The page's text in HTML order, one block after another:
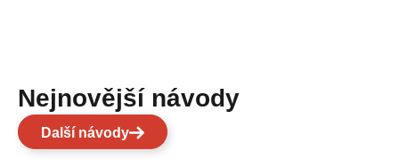
Nejnovější návody
Další návody